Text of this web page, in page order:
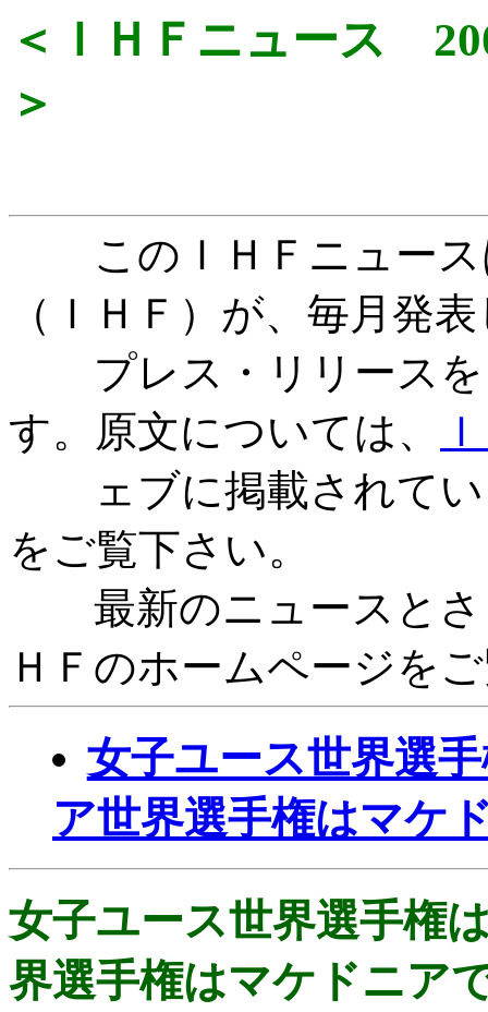
＜ＩＨＦニュース
＞
このＩＨＦニュース
（ＩＨＦ）が、毎月発
プレス・リリースを
す。原文については、
ェブに掲載されてい
をご覧下さい。
最新のニュースとさ
ＨＦのホームページを
女子ユース世界選
ア世界選手権はマケ
女子ユース世界選手権
界選手権はマケドニア